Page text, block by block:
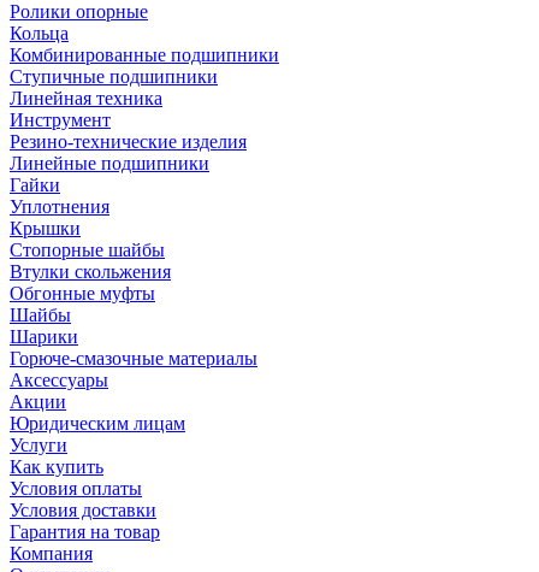
Ролики опорные
Кольца
Комбинированные подшипники
Ступичные подшипники
Линейная техника
Инструмент
Резино-технические изделия
Линейные подшипники
Гайки
Уплотнения
Крышки
Стопорные шайбы
Втулки скольжения
Обгонные муфты
Шайбы
Шарики
Горюче-смазочные материалы
Аксессуары
Акции
Юридическим лицам
Услуги
Как купить
Условия оплаты
Условия доставки
Гарантия на товар
Компания